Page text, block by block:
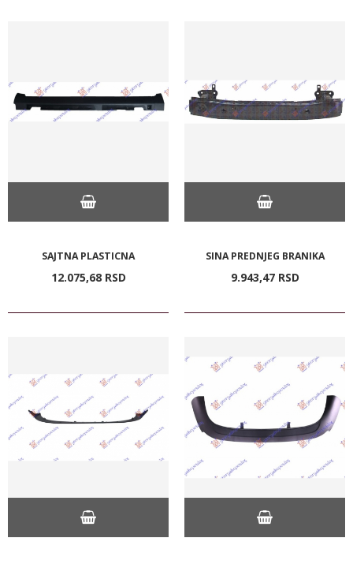
SAJTNA PLASTICNA
12.075,68 RSD
SINA PREDNJEG BRANIKA
9.943,47 RSD